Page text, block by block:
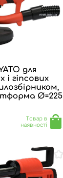
для
гіпсових
Ø=225
Товар в
наявності